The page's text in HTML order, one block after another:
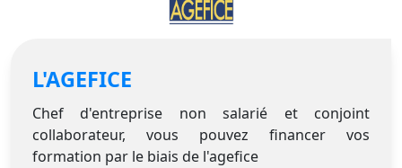
L'AGEFICE
Chef d'entreprise non salarié et conjoint
collaborateur, vous pouvez financer vos
formation par le biais de l'agefice